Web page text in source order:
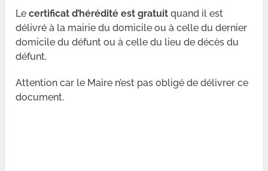
Lecertificat d’hérédité est gratuitquand il est
délivré à la mairie du domicile ou à celle du dernier
domicile du défunt ou à celle du lieu de décès du
défunt.
Attention car le Maire n’est pas obligé de délivrer ce
document.